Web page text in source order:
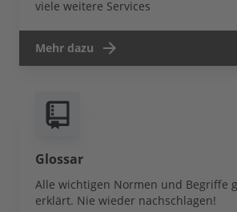
viele weitere Services
Mehr dazu
Glossar
Alle wichtigen Normen und Begriffe
erklärt. Nie wieder nachschlagen!